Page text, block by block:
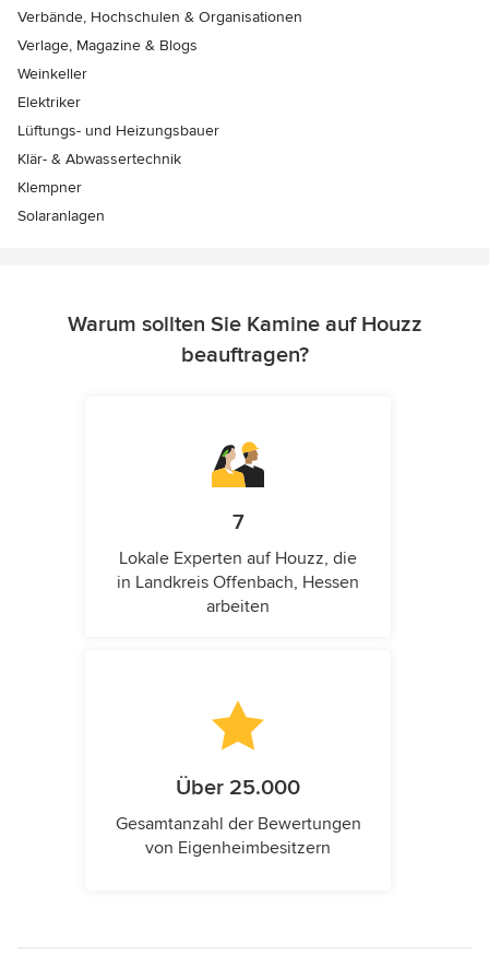
Verbände, Hochschulen & Organisationen
Verlage, Magazine & Blogs
Weinkeller
Elektriker
Lüftungs- und Heizungsbauer
Klär- & Abwassertechnik
Klempner
Solaranlagen
Warum sollten Sie Kamine auf Houzz
beauftragen?
7
Lokale Experten auf Houzz, die
in Landkreis Offenbach, Hessen
arbeiten
Über 25.000
Gesamtanzahl der Bewertungen
von Eigenheimbesitzern